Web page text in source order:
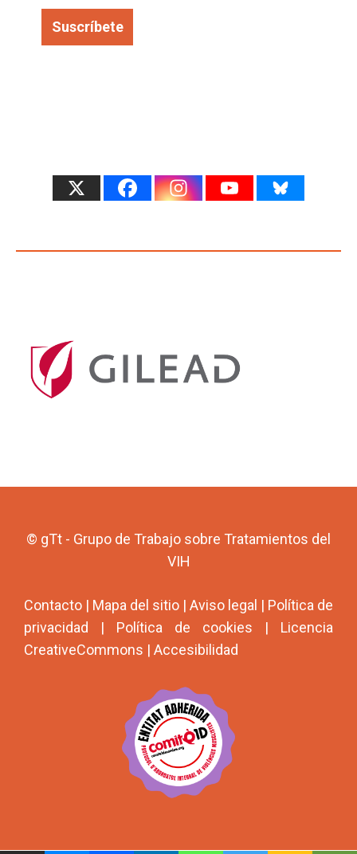
© gTt - Grupo de Trabajo sobre Tratamientos del
VIH
Contacto | Mapa del sitio | Aviso legal | Política de
privacidad | Política de cookies | Licencia
CreativeCommons | Accesibilidad